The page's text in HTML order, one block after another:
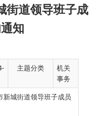
街道领导班子成
知
主题分类
机关
事务
新城街道领导班子成员